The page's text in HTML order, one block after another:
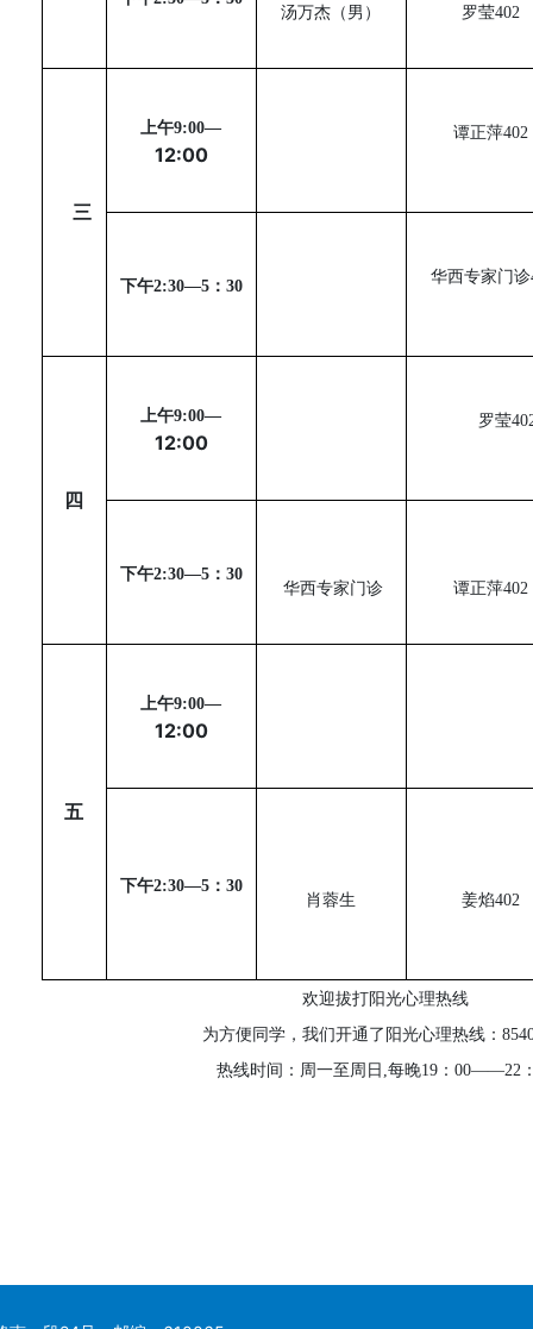
汤万杰（男） 罗莹402
三
上午9:00—
12:00
谭正萍402
下午2:30—5： 30
华西专家门诊
四
上午9:00—
12:00
罗莹
下午2:30—5： 30
华西专家门诊 谭正萍402
五
上午9:00—
12:00
下午2:30—5： 30
肖蓉生 姜焰402
欢迎拔打阳光心理热线
为方便同学，我们开通了阳光心理热线：
热线时间：周一至周日,每晚19：00——22